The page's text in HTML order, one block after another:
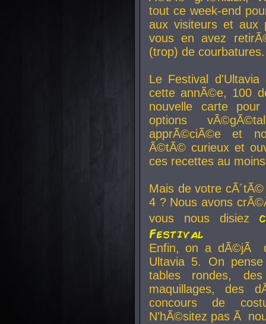
tout ce week-end
aux visiteurs et aux
vous en avez
(trop) de courbatures.
Le Festival
cette annÃ©e, 100
nouvelle carte
options
apprÃ©ciÃ©e et
Ã©tÃ© curieux et
ces recettes au
Mais de votre
4 ? Nous avons
vous nous disiez
Festival
Enfin, on a dÃ©jÃ
Ultavia 5. On
tables rondes,
maquillages, des
concours de
N'hÃ©sitez pas Ã